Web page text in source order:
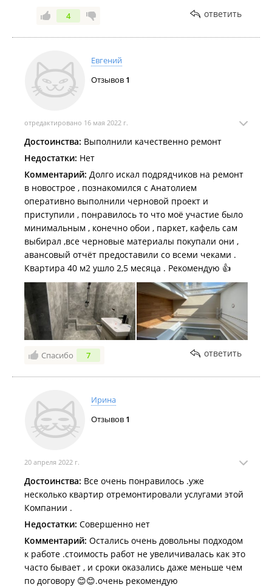
4 ответить
Евгений
Отзывов 1
отредактировано 16 мая 2022 г.
Достоинства: Выполнили качественно ремонт
Недостатки: Нет
Комментарий: Долго искал подрядчиков на ремонт
в новострое , познакомился с Анатолием
оперативно выполнили черновой проект и
приступили , понравилось то что моё участие было
минимальным , конечно обои , паркет, кафель сам
выбирал ,все черновые материалы покупали они ,
авансовый отчёт предоставили со всеми чеками .
Квартира 40 м2 ушло 2,5 месяца . Рекомендую 👍
Спасибо 7 ответить
Ирина
Отзывов 1
20 апреля 2022 г.
Достоинства: Все очень понравилось .уже
несколько квартир отремонтировали услугами этой
Компании .
Недостатки: Совершенно нет
Комментарий: Остались очень довольны подходом
к работе .стоимость работ не увеличивалась как это
часто бывает , и сроки оказались даже меньше чем
по договору 😊😊.очень рекомендую